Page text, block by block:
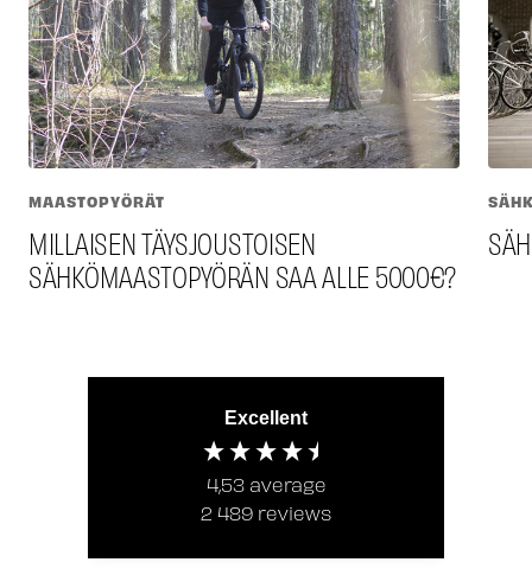
MAASTOPYÖRÄT
MILLAISEN TÄYSJOUSTOISEN
SÄHKÖMAASTOPYÖRÄN SAA ALLE 5000€?
Excellent
4,53 average
2 489 reviews